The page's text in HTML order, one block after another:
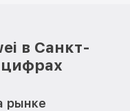
в Санкт-
цифрах
рынке